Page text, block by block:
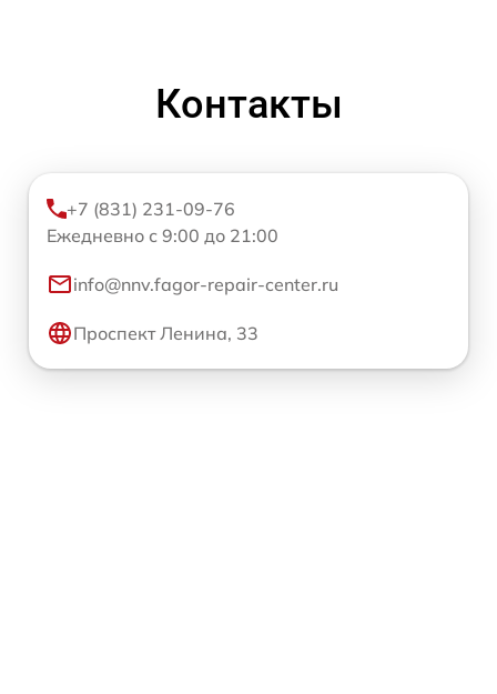
Контакты
+7 (831) 231-09-76
Ежедневно с 9:00 до 21:00
info@nnv.fagor-repair-center.ru
Проспект Ленина, 33